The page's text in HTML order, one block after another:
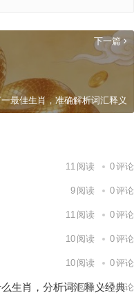
下一篇
最佳生肖，准确解析词汇释义
11 阅读 0评论
9 阅读 0评论
11 阅读 0评论
10 阅读 0评论
10 阅读 0评论
生肖，分析词汇释义经典
8 阅读 0评论